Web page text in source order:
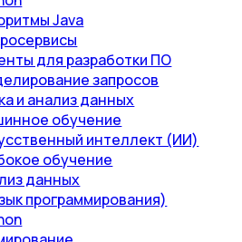
Java
для разработки ПО
запросов
и анализ данных
обучение
интеллект (ИИ)
обучение
данных
программирования)